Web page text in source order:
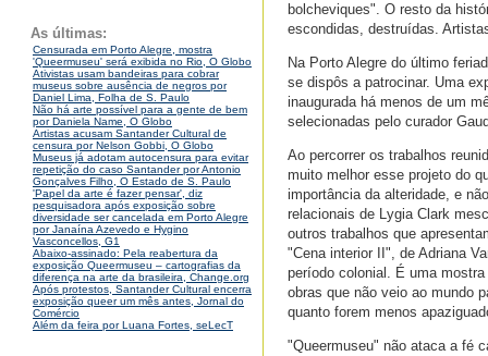
As últimas:
Censurada em Porto Alegre, mostra
'Queermuseu' será exibida no Rio, O Globo
Ativistas usam bandeiras para cobrar
museus sobre ausência de negros por
Daniel Lima, Folha de S. Paulo
Não há arte possível para a gente de bem
por Daniela Name, O Globo
Artistas acusam Santander Cultural de
censura por Nelson Gobbi, O Globo
Museus já adotam autocensura para evitar
repetição do caso Santander por Antonio
Gonçalves Filho, O Estado de S. Paulo
'Papel da arte é fazer pensar', diz
pesquisadora após exposição sobre
diversidade ser cancelada em Porto Alegre
por Janaína Azevedo e Hygino
Vasconcellos, G1
Abaixo-assinado: Pela reabertura da
exposição Queermuseu – cartografias da
diferença na arte da brasileira, Change.org
Após protestos, Santander Cultural encerra
exposição queer um mês antes, Jornal do
Comércio
Além da feira por Luana Fortes, seLecT
bolcheviques". O resto da
escondidas, destruídas.
Na Porto Alegre do último
se dispôs a patrocinar. Uma
inaugurada há menos de um
selecionadas pelo curador
Ao percorrer os trabalhos
muito melhor esse projeto do
importância da alteridade, e
relacionais de Lygia Clark
outros trabalhos que
"Cena interior II", de Adriana
período colonial. É uma
obras que não veio ao mundo
quanto forem menos
"Queermuseu" não ataca a fé